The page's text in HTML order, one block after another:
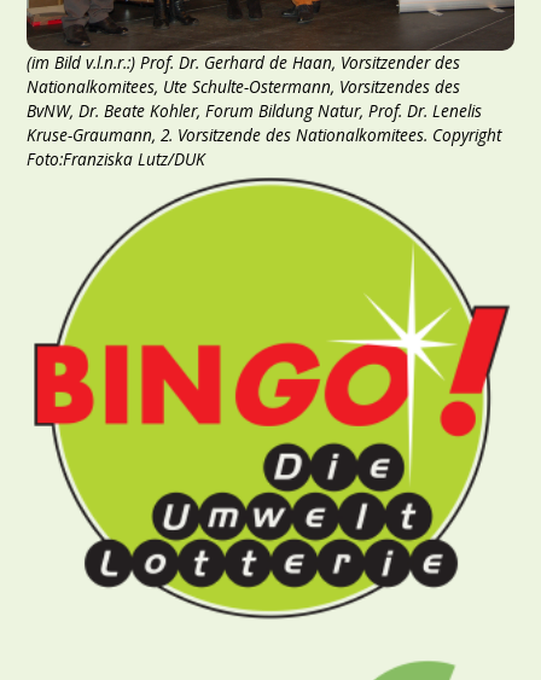
(im Bild v.l.n.r.:) Prof. Dr. Gerhard de Haan, Vorsitzender des
Nationalkomitees, Ute Schulte-Ostermann, Vorsitzendes des
BvNW, Dr. Beate Kohler, Forum Bildung Natur, Prof. Dr. Lenelis
Kruse-Graumann, 2. Vorsitzende des Nationalkomitees. Copyright
Foto:Franziska Lutz/DUK